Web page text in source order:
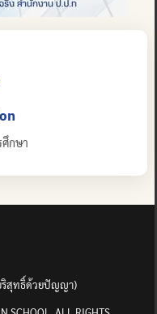
กษา
สุทธิ์ด้วยปัญญา)